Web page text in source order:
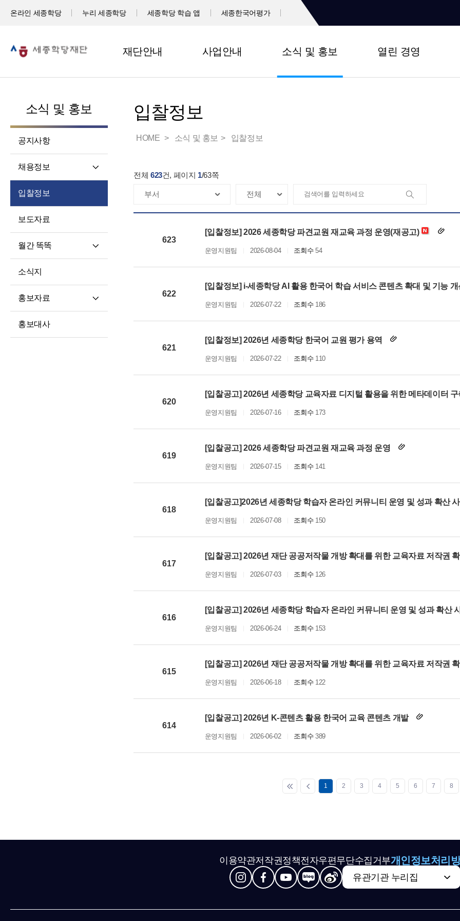
온라인 세종학당 누리 세종학당 세종학당 학습 앱 세종한국어평가
재단안내 사업안내 소식 및 홍보 열린 경영
소식 및 홍보
공지사항
채용정보
입찰정보
보도자료
월간 똑똑
소식지
홍보자료
홍보대사
입찰정보
HOME 소식 및 홍보 입찰정보
전체 623건, 페이지 1/63쪽
623
[입찰정보] 2026 세종학당 파견교원 재교육 과정 운영(재공고)
운영지원팀 2026-08-04 조회수54
622
[입찰정보] i-세종학당 AI 활용 한국어 학습 서비스 콘텐츠 확대 및 기능 개
운영지원팀 2026-07-22 조회수186
621
[입찰정보] 2026년 세종학당 한국어 교원 평가 용역
운영지원팀 2026-07-22 조회수110
620
[입찰공고] 2026년 세종학당 교육자료 디지털 활용을 위한 메타데이터 구
운영지원팀 2026-07-16 조회수173
619
[입찰공고] 2026 세종학당 파견교원 재교육 과정 운영
운영지원팀 2026-07-15 조회수141
618
[입찰공고]2026년 세종학당 학습자 온라인 커뮤니티 운영 및 성과 확산
운영지원팀 2026-07-08 조회수150
617
[입찰공고] 2026년 재단 공공저작물 개방 확대를 위한 교육자료 저작권
운영지원팀 2026-07-03 조회수126
616
[입찰공고] 2026년 세종학당 학습자 온라인 커뮤니티 운영 및 성과 확산
운영지원팀 2026-06-24 조회수153
615
[입찰공고] 2026년 재단 공공저작물 개방 확대를 위한 교육자료 저작권
운영지원팀 2026-06-18 조회수122
614
[입찰공고] 2026년 K-콘텐츠 활용 한국어 교육 콘텐츠 개발
운영지원팀 2026-06-02 조회수389
1 2 3 4 5 6 7 8
이용약관저작권정책전자우편무단수집거부개인정보처리
유관기관 누리집